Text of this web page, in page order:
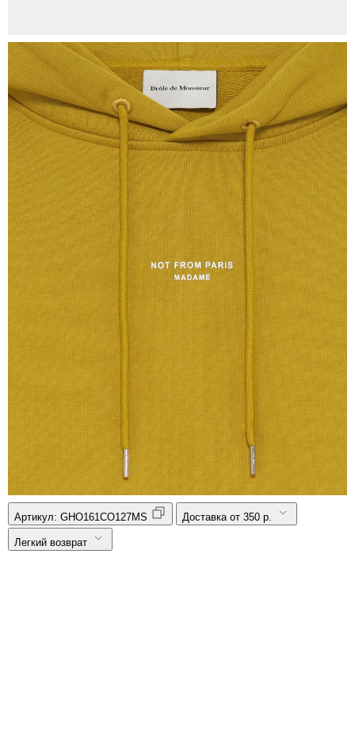
Артикул: GHO161CO127MS Доставка от 350 р.
Легкий возврат